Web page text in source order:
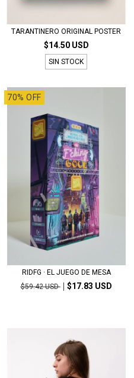
TARANTINERO ORIGINAL POSTER
$14.50 USD
SIN STOCK
70% OFF
RIDFG · EL JUEGO DE MESA
$59.42 USD
$17.83 USD